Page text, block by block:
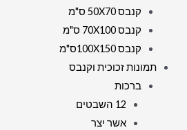
קנבס 50X70 ס"מ
קנבס 70X100 ס"מ
קנבס 100X150ס"מ
תמונות זכוכית וקנבס
ברכות
12 השבטים
אשר יצר